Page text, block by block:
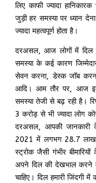
लिए काफी ज्यादा
जुड़ी हर समस्या पर ध्यान
ज्यादा महत्वपूर्ण होता है।
दरअसल, आज लोगों में दिल
समस्या के कई कारण
सेवन करना, डेस्क जॉब
आदि। आम तौर पर, आज
समस्या तेजी से बढ़ रही है।
3 करोड़ से भी ज्यादा लोग
दरअसल, आपकी जानकारी
2021 में लगभग 28.7 लाख
स्ट्रोक जैसी गंभीर
अपने दिल की देखभाल करने
चाहिए। दिल हमारी जिंदगी